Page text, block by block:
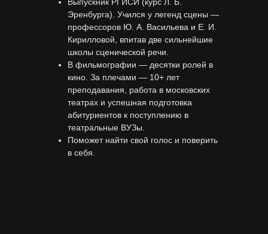
Эренбурга). Учился у легенд сцены —
профессоров Ю. А. Васильева и Е. И.
Кирилловой, впитав две сильнейшие
школы сценической речи.
В фильмографии — десятки ролей в
кино. За плечами — 10+ лет
преподавания, работа в московских
театрах и успешная подготовка
абитуриентов к поступлению в
театральные ВУЗы.
Поможет найти свой голос и поверить
в себя.